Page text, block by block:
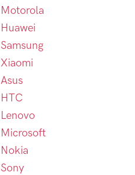
Motorola
Huawei
Samsung
Xiaomi
Asus
HTC
Lenovo
Microsoft
Nokia
Sony